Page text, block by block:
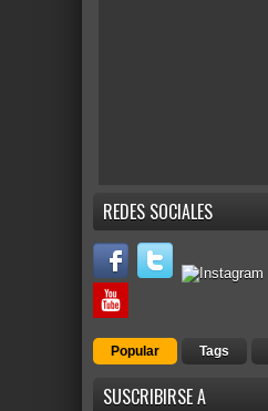
REDES SOCIALES
Popular Tags
SUSCRIBIRSE A